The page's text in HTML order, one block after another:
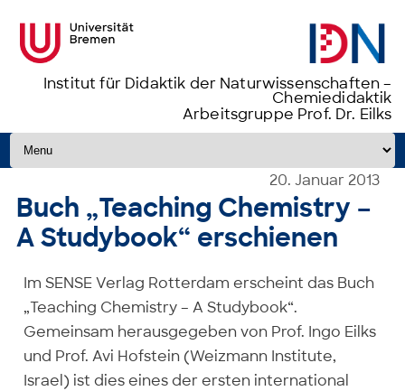
Institut für Didaktik der Naturwissenschaften –
Chemiedidaktik
Arbeitsgruppe Prof. Dr. Eilks
Zum Inhalt springen
20. Januar 2013
Buch „Teaching Chemistry –
A Studybook“ erschienen
Im SENSE Verlag Rotterdam erscheint das Buch
„Teaching Chemistry – A Studybook“.
Gemeinsam herausgegeben von Prof. Ingo Eilks
und Prof. Avi Hofstein (Weizmann Institute,
Israel) ist dies eines der ersten international